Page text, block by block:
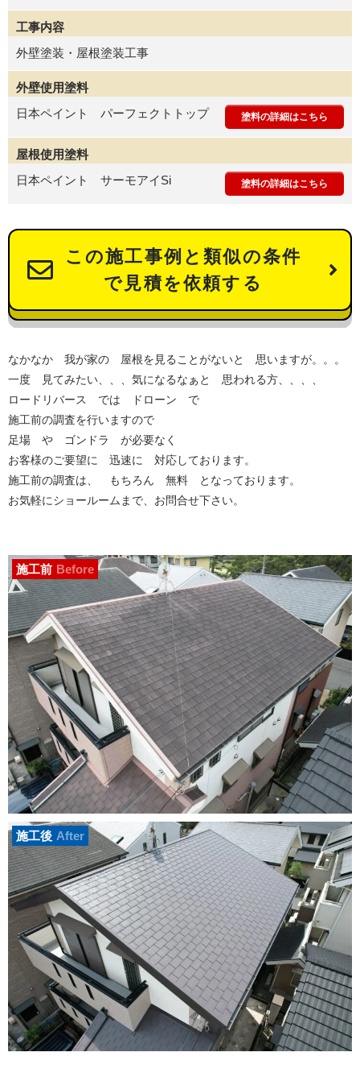
工事内容
外壁塗装・屋根塗装工事
外壁使用塗料
日本ペイント パーフェクトトップ
塗料の詳細はこちら
屋根使用塗料
日本ペイント サーモアイSi
塗料の詳細はこちら
この施工事例と類似の条件
で見積を依頼する
なかなか 我が家の 屋根を見ることがないと 思いますが。。。
一度 見てみたい、、、気になるなぁと 思われる方、、、、
ロードリバース では ドローン で
施工前の調査を行いますので
足場 や ゴンドラ が必要なく
お客様のご要望に 迅速に 対応しております。
施工前の調査は、 もちろん 無料 となっております。
お気軽にショールームまで、お問合せ下さい。
施工前 Before
施工後 After